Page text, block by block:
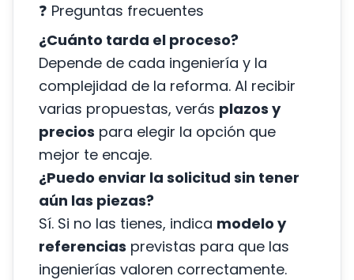
❓ Preguntas frecuentes
¿Cuánto tarda el proceso?
Depende de cada ingeniería y la
complejidad de la reforma. Al recibir
varias propuestas, verás plazos y
precios para elegir la opción que
mejor te encaje.
¿Puedo enviar la solicitud sin tener
aún las piezas?
Sí. Si no las tienes, indica modelo y
referencias previstas para que las
ingenierías valoren correctamente.